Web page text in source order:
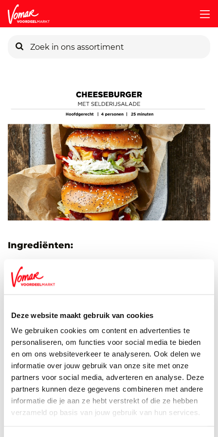
Deze website maakt gebruik van cookies
We gebruiken cookies om content en advertenties te
personaliseren, om functies voor social media te bieden
en om ons websiteverkeer te analyseren. Ook delen we
informatie over jouw gebruik van onze site met onze
partners voor social media, adverteren en analyse. Deze
partners kunnen deze gegevens combineren met andere
informatie die je aan ze hebt verstrekt of die ze hebben
verzameld op basis van jouw gebruik van hun services.
Pincode vergeten
Persoonlijk KIK-account
Ingrediënten:
4 Angus Burgers
4 plakken cheddarkaas
8 eetlepels g'woon tomatenketchup
0.5 theelepel g'woon paprikapoeder
4 Hamburgerbroodjes
0.25 krop ijsbergsla (in smalle reepjes)
1 rode paprika (in smalle reepjes)